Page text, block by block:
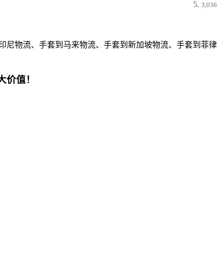
3,036
尼物流、手套到马来物流、手套到新加坡物流、手套到菲律
值！